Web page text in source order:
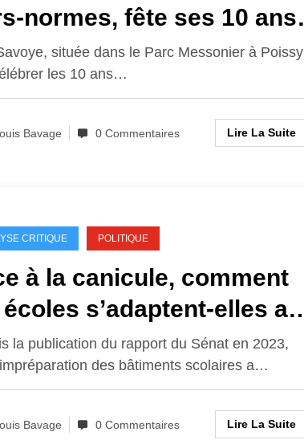
normes, fête ses 10 ans
mondial de
située dans le Parc Messonier à Poissy
les 10 ans…
Bavage 0 Commentaires Lire La Suite
CRITIQUE POLITIQUE
à la canicule, comment
s’adaptent-elles au
de chaud ?
la publication du rapport du Sénat en 2023,
des bâtiments scolaires a…
Bavage 0 Commentaires Lire La Suite